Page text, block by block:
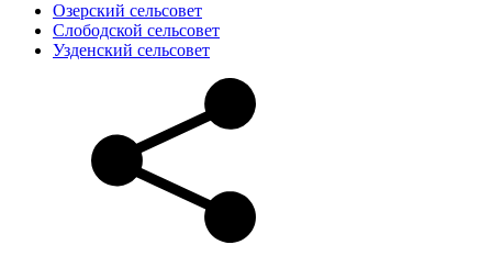
Озерский сельсовет
Слободской сельсовет
Узденский сельсовет